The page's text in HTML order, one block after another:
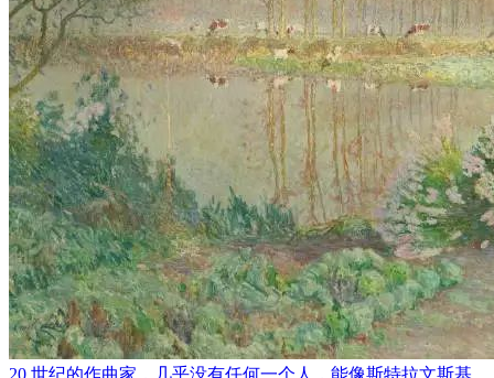
20 世纪的作曲家，几乎没有任何一个人，能像斯特拉文斯基